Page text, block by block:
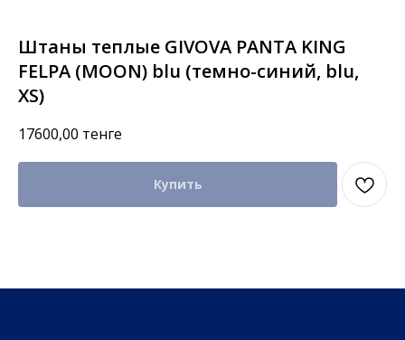
Штаны теплые GIVOVA PANTA KING
FELPA (MOON) blu (темно-синий, blu,
XS)
17600,00 тенге
Купить